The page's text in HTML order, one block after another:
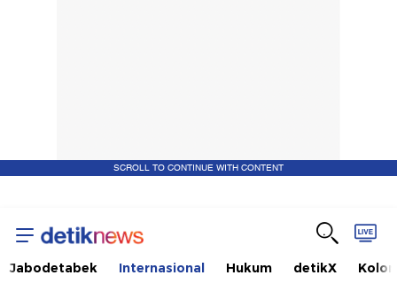
SCROLL TO CONTINUE WITH CONTENT
Jabodetabek Internasional Hukum detikX